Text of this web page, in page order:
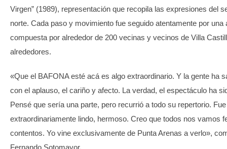
Virgen” (1989), representación que recopila las expresiones del
norte. Cada paso y movimiento fue seguido atentamente por una
compuesta por alrededor de 200 vecinas y vecinos de Villa
alrededores.
«Que el BAFONA esté acá es algo extraordinario. Y la gente ha
con el aplauso, el cariño y afecto. La verdad, el espectáculo ha
Pensé que sería una parte, pero recurrió a todo su repertorio. Fue
extraordinariamente lindo, hermoso. Creo que todos nos vamos
contentos. Yo vine exclusivamente de Punta Arenas a verlo»,